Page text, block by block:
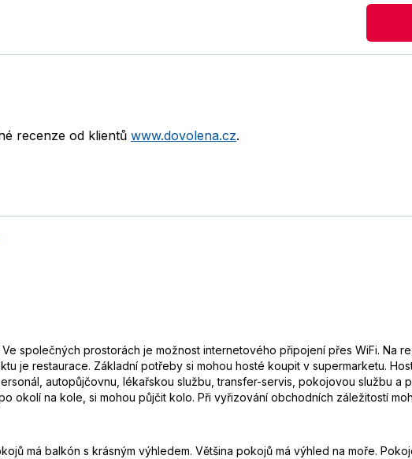
recenze od klientů www.dovolena.cz.
společných prostorách je možnost internetového připojení přes WiFi. Na
je restaurace. Základní potřeby si mohou hosté koupit v supermarketu.
autopůjčovnu, lékařskou službu, transfer-servis, pokojovou službu a
okolí na kole, si mohou půjčit kolo. Při vyřizování obchodních záležitostí
má balkón s krásným výhledem. Většina pokojů má výhled na moře.